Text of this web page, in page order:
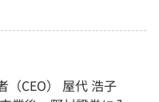
CEO） 屋代 浩子